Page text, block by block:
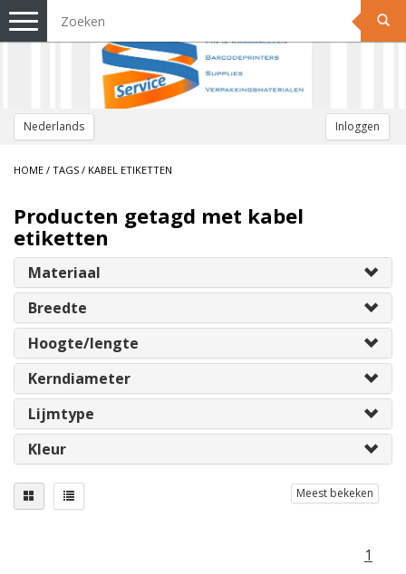
Nederlands Inloggen
Toggle
navigation
HOME / TAGS / KABEL ETIKETTEN
Producten getagd met kabel
etiketten
Materiaal
Breedte
Hoogte/lengte
Kerndiameter
Lijmtype
Kleur
Meest bekeken
1